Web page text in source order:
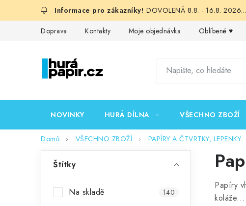
DOVOLENÁ 8.8. - 16.8.
Doprava Kontakty Moje objednávka Oblíbené ♥️
NOVINKY HURÁ DÍLNA VŠECHNO ZBOŽÍ
Domů VŠECHNO ZBOŽÍ PAPÍRY A ČTVRTKY, LEPENKY
Štítky
Na skladě 140
Papíry
koláže...